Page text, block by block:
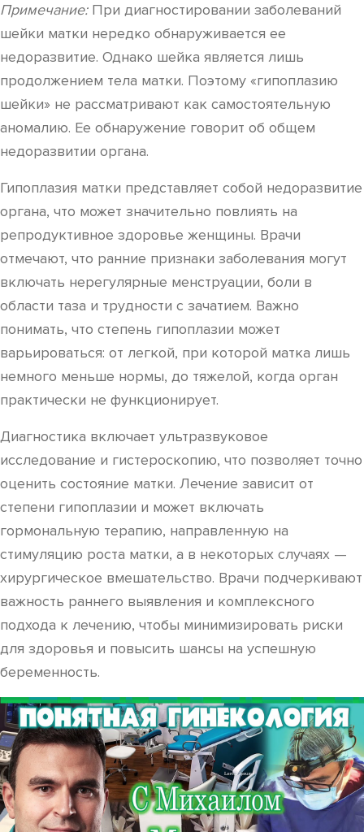
Примечание:При диагностировании заболеваний
шейки матки нередко обнаруживается ее
недоразвитие. Однако шейка является лишь
продолжением тела матки. Поэтому «гипоплазию
шейки» не рассматривают как самостоятельную
аномалию. Ее обнаружение говорит об общем
недоразвитии органа.
Гипоплазия матки представляет собой недоразвитие
органа, что может значительно повлиять на
репродуктивное здоровье женщины. Врачи
отмечают, что ранние признаки заболевания могут
включать нерегулярные менструации, боли в
области таза и трудности с зачатием. Важно
понимать, что степень гипоплазии может
варьироваться: от легкой, при которой матка лишь
немного меньше нормы, до тяжелой, когда орган
практически не функционирует.
Диагностика включает ультразвуковое
исследование и гистероскопию, что позволяет точно
оценить состояние матки. Лечение зависит от
степени гипоплазии и может включать
гормональную терапию, направленную на
стимуляцию роста матки, а в некоторых случаях —
хирургическое вмешательство. Врачи подчеркивают
важность раннего выявления и комплексного
подхода к лечению, чтобы минимизировать риски
для здоровья и повысить шансы на успешную
беременность.